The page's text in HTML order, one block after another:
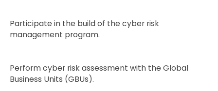
Participate in the build of the cyber risk
management program.
Perform cyber risk assessment with the Global
Business Units (GBUs).